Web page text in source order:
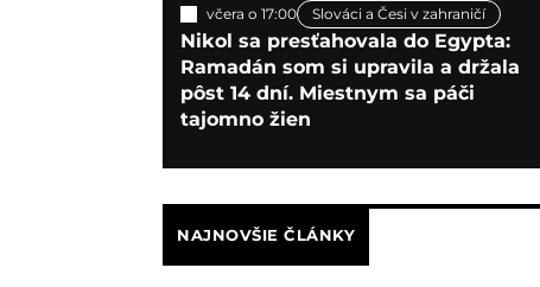
včera o 17:00 Slováci a Česi v zahraničí
Nikol sa presťahovala do Egypta:
Ramadán som si upravila a držala
pôst 14 dní. Miestnym sa páči
tajomno žien
NAJNOVŠIE ČLÁNKY